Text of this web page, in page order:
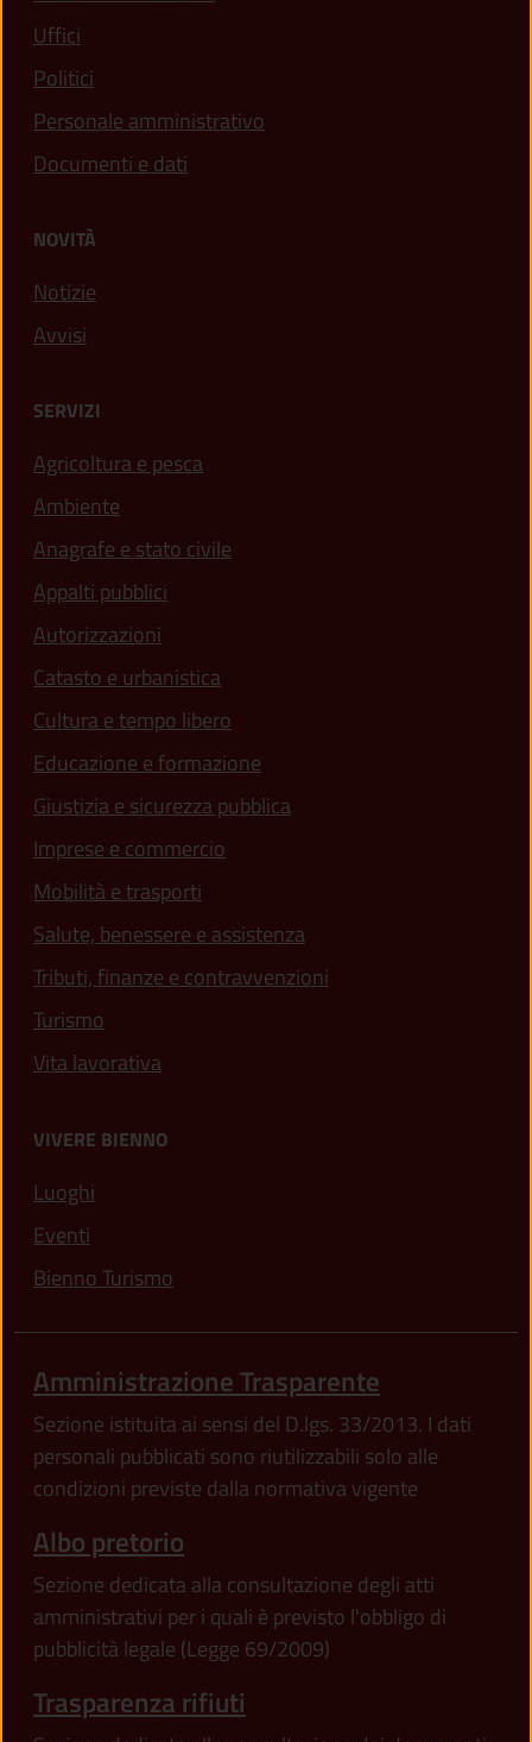
Uffici
Politici
Personale amministrativo
Documenti e dati
NOVITÀ
Notizie
Avvisi
SERVIZI
Agricoltura e pesca
Ambiente
Anagrafe e stato civile
Appalti pubblici
Autorizzazioni
Catasto e urbanistica
Cultura e tempo libero
Educazione e formazione
Giustizia e sicurezza pubblica
Imprese e commercio
Mobilità e trasporti
Salute, benessere e assistenza
Tributi, finanze e contravvenzioni
Turismo
Vita lavorativa
VIVERE BIENNO
Luoghi
Eventi
Bienno Turismo
Amministrazione Trasparente
Sezione istituita ai sensi del D.lgs. 33/2013. I dati
personali pubblicati sono riutilizzabili solo alle
condizioni previste dalla normativa vigente
Albo pretorio
Sezione dedicata alla consultazione degli atti
amministrativi per i quali è previsto l'obbligo di
pubblicità legale (Legge 69/2009)
Trasparenza rifiuti